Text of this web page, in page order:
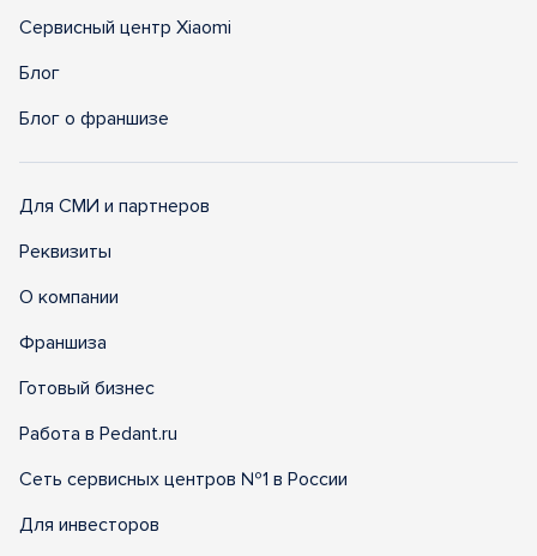
Сервисный центр Xiaomi
Блог
Блог о франшизе
Для СМИ и партнеров
Реквизиты
О компании
Франшиза
Готовый бизнес
Работа в Pedant.ru
Сеть сервисных центров №1 в России
Для инвесторов